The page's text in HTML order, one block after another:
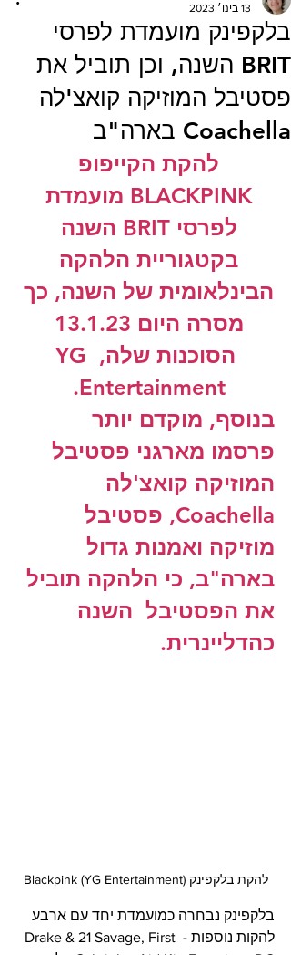
בלקפינק מועמדת לפרסי
BRIT השנה, וכן תוביל את
פסטיבל המוזיקה קואצ'לה
Coachella בארה"ב
13 בינו׳ 2023
להקת הקייפופ
BLACKPINK מועמדת
לפרסי BRIT השנה
בקטגוריית הלהקה
הבינלאומית של השנה, כך
הסוכנות שלה, YG
Entertainment.
בנוסף, מוקדם יותר
פרסמו מארגני פסטיבל
המוזיקה קואצ'לה
Coachella, פסטיבל
מוזיקה ואמנות גדול
בארה"ב, כי הלהקה תוביל
את הפסטיבל  השנה
כהדליינרית.
להקת בלקפינק Blackpink (YG Entertainment)
בלקפינק נבחרה כמועמדת יחד עם ארבע
להקות נוספות - Drake & 21 Savage, First